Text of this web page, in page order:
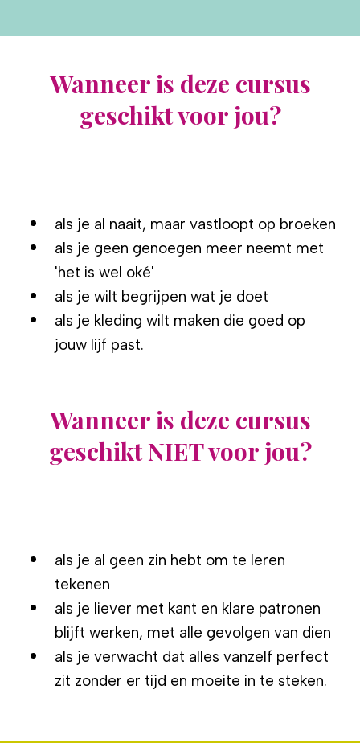
Wanneer is deze cursus
geschikt voor jou?
als je al naait, maar vastloopt op broeken
als je geen genoegen meer neemt met
'het is wel oké'
als je wilt begrijpen wat je doet
als je kleding wilt maken die goed op
jouw lijf past.
Wanneer is deze cursus
geschikt NIET voor jou?
als je al geen zin hebt om te leren
tekenen
als je liever met kant en klare patronen
blijft werken, met alle gevolgen van dien
als je verwacht dat alles vanzelf perfect
zit zonder er tijd en moeite in te steken.